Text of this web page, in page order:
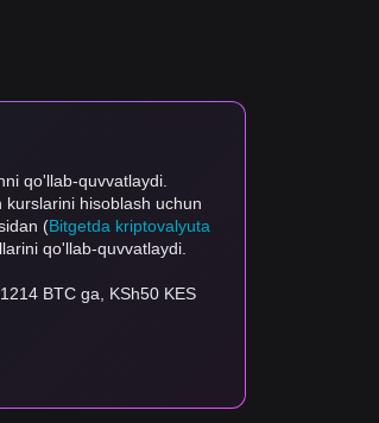
qo'llab-quvvatlaydi.
hisoblash uchun
(Bitgetda kriptovalyuta
qo'llab-quvvatlaydi.
BTC ga, KSh50 KES